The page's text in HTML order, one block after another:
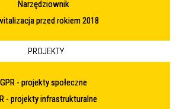
Narzędziownik
przed rokiem 2018
PROJEKTY
GPR - projekty społeczne
- projekty infrastrukturalne